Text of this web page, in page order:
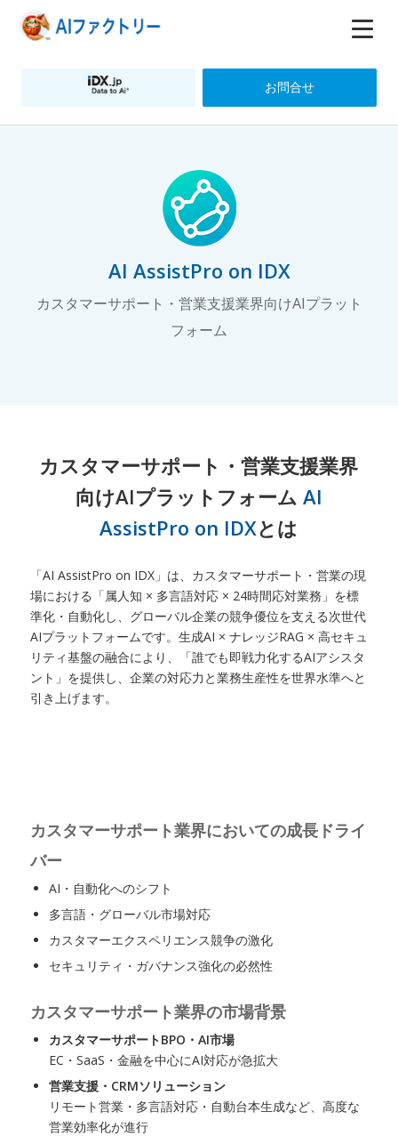
お問合せ
AI AssistPro on IDX
カスタマーサポート・営業支援業界向けAIプラット
フォーム
カスタマーサポート・営業支援業界
向けAIプラットフォーム AI
AssistPro on IDXとは
「AI AssistPro on IDX」は、カスタマーサポート・営業の現
場における「属人知 × 多言語対応 × 24時間応対業務」を標
準化・自動化し、グローバル企業の競争優位を支える次世代
AIプラットフォームです。生成AI × ナレッジRAG × 高セキュ
リティ基盤の融合により、「誰でも即戦力化するAIアシスタ
ント」を提供し、企業の対応力と業務生産性を世界水準へと
引き上げます。
カスタマーサポート業界においての成長ドライ
バー
AI・自動化へのシフト
多言語・グローバル市場対応
カスタマーエクスペリエンス競争の激化
セキュリティ・ガバナンス強化の必然性
カスタマーサポート業界の市場背景
カスタマーサポートBPO・AI市場
EC・SaaS・金融を中心にAI対応が急拡大
営業支援・CRMソリューション
リモート営業・多言語対応・自動台本生成など、高度な
営業効率化が進行